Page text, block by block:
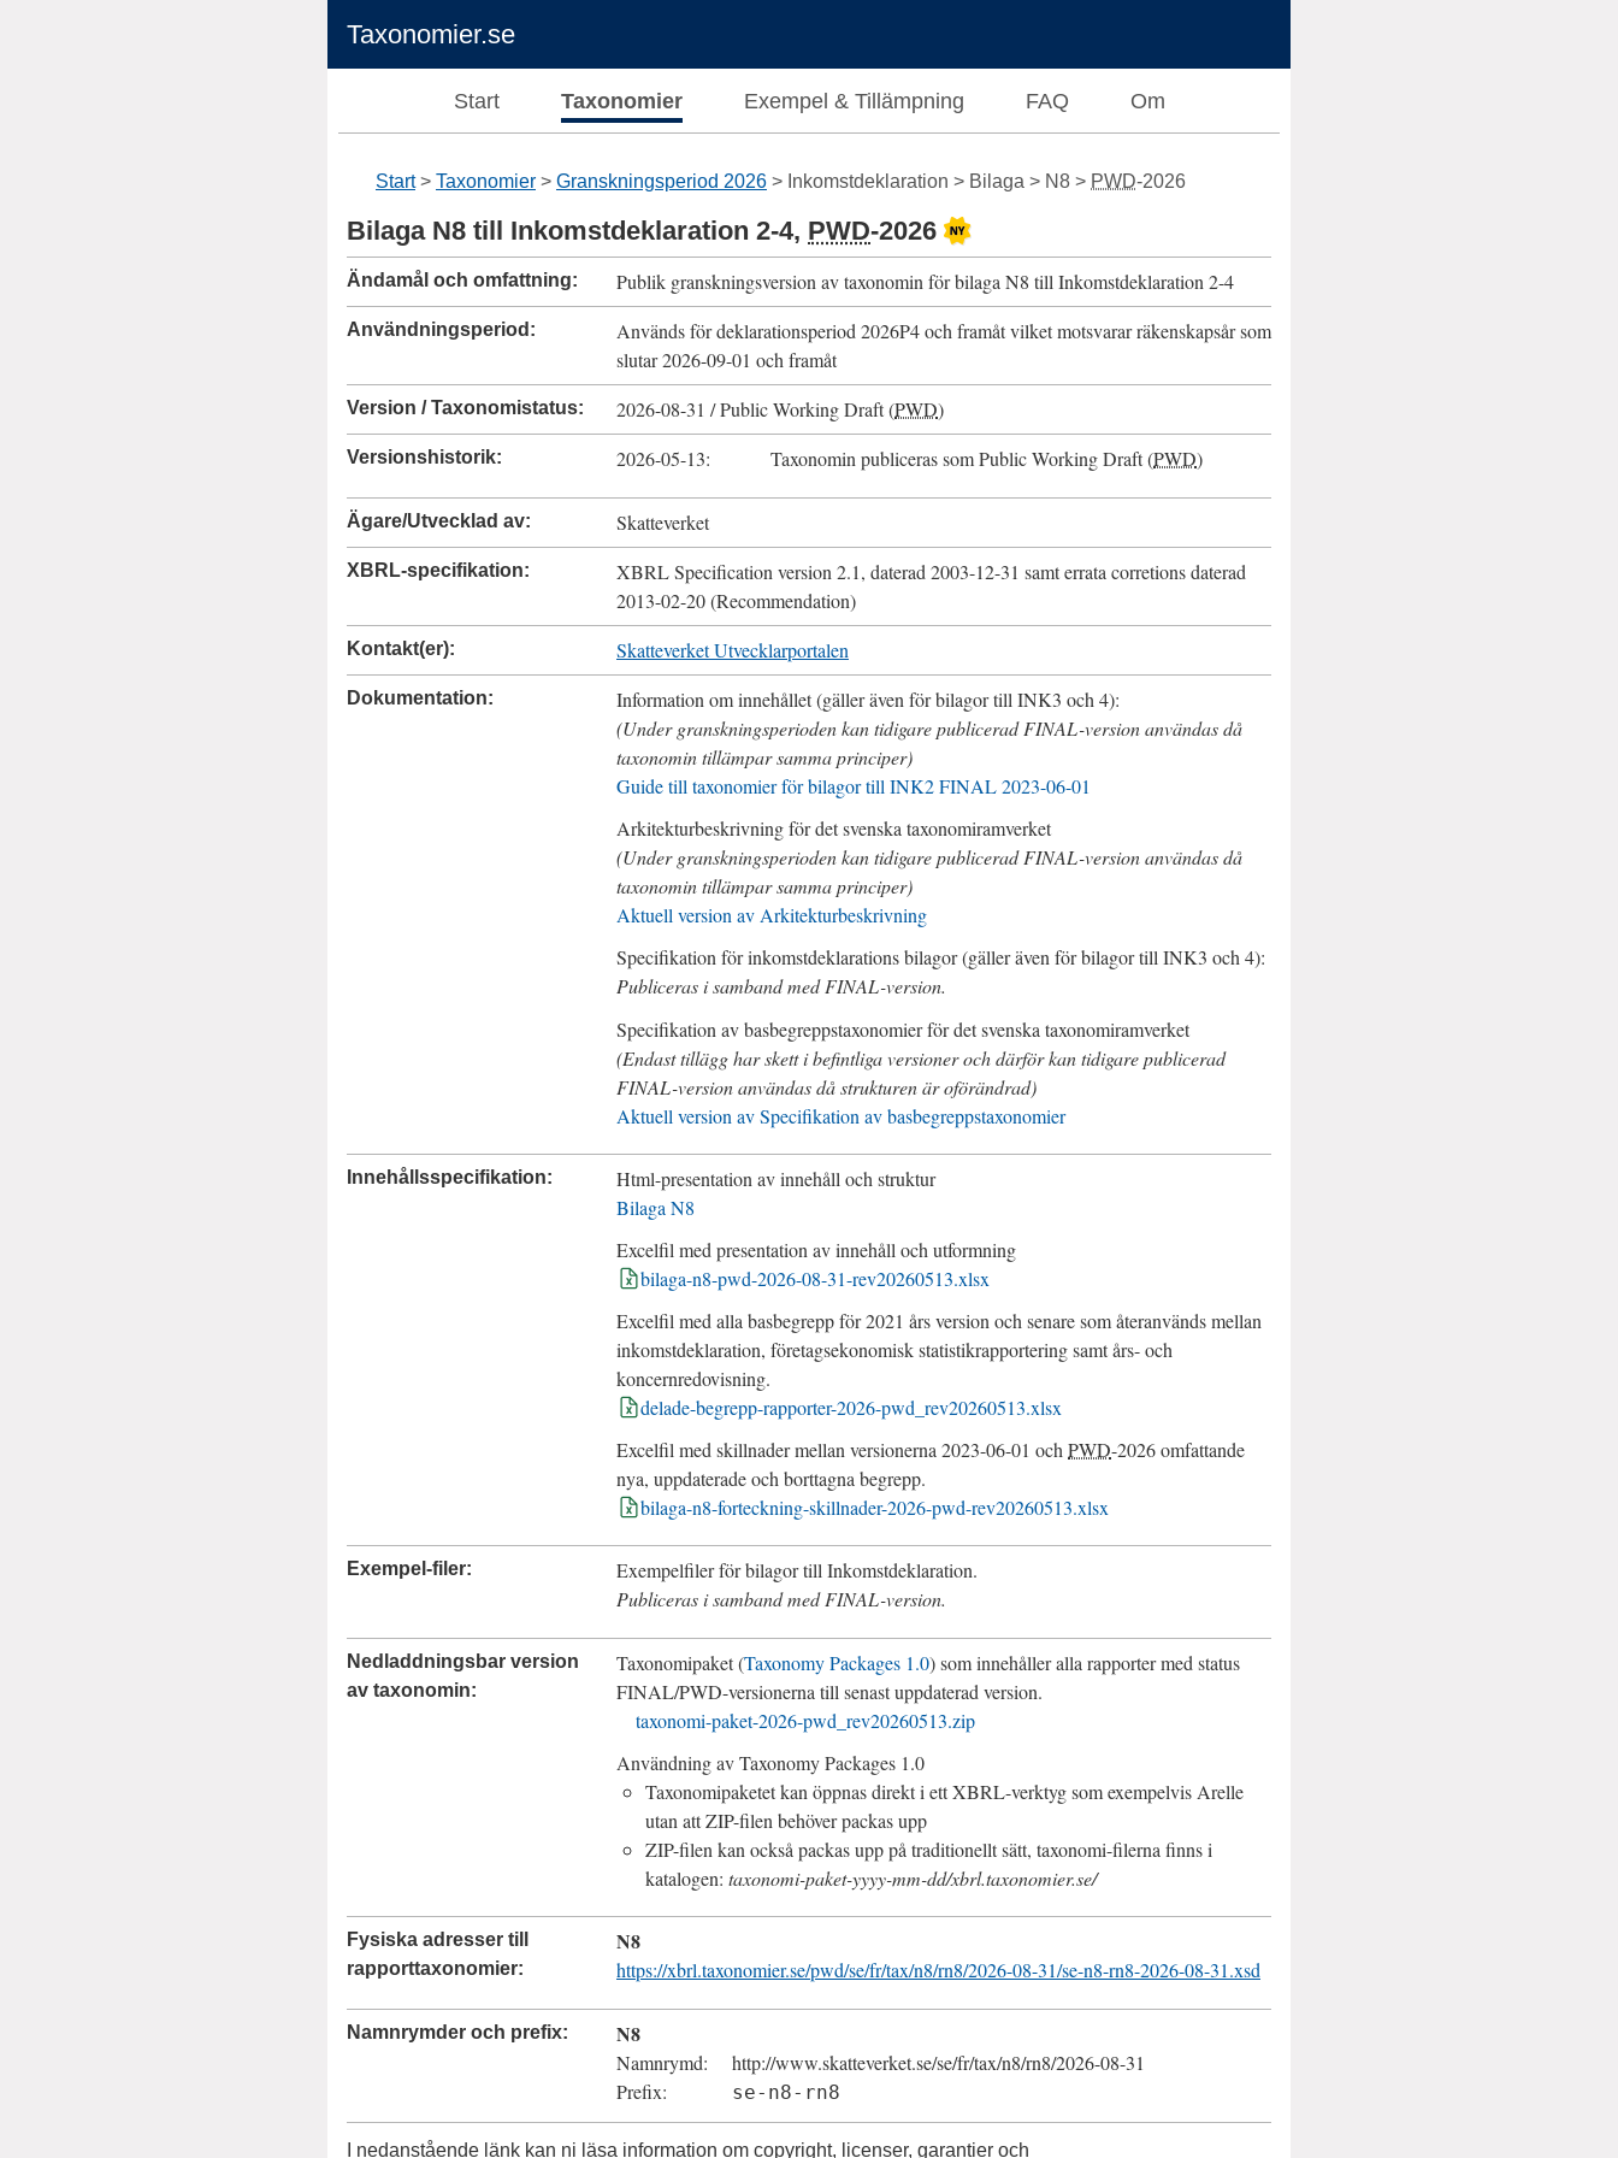
Taxonomier.se
Start Taxonomier Exempel & Tillämpning FAQ Om
Start Taxonomier Granskningsperiod 2026 Inkomstdeklaration Bilaga N8 PWD-2026
Bilaga N8 till Inkomstdeklaration 2-4, PWD-2026
Ändamål och omfattning Publik granskningsversion av taxonomin för bilaga N8 till Inkomstdeklaration 2-4
Användningsperiod Används för deklarationsperiod 2026P4och framåt vilket motsvarar räkenskapsår som
slutar2026-09-01 och framåt
Version / Taxonomistatus 2026-08-31 /Public Working Draft (PWD)
Versionshistorik 2026-05-13 Taxonomin publiceras somPublic Working Draft (PWD)
Ägare/Utvecklad av Skatteverket
XBRL-specifikation XBRLSpecification version 2.1, daterad 2003-12-31 samterrata corretionsdaterad
2013-02-20(Recommendation)
Kontakt(er) Skatteverket Utvecklarportalen
Dokumentation Information om innehållet (gäller även för bilagor till INK3 och 4):
(Under granskningsperioden kan tidigare publiceradFINAL-version användas då
taxonomin tillämpar samma principer)
Guide till taxonomier för bilagor till INK2FINAL2023-06-01
Arkitekturbeskrivning för det svenska taxonomiramverket
(Under granskningsperioden kan tidigare publiceradFINAL-version användas då
taxonomin tillämpar samma principer)
Aktuell version av Arkitekturbeskrivning
Specifikation för inkomstdeklarations bilagor (gäller även för bilagor tillINK3 och 4):
Publiceras i samband medFINAL-version.
Specifikation av basbegreppstaxonomier för det svenska taxonomiramverket
(Endast tillägg har skett i befintliga versioner och därför kan tidigare publicerad
FINAL-version användas då strukturen är oförändrad)
Aktuell version av Specifikation av basbegreppstaxonomier
Innehållsspecifikation
Html-presentation av innehåll och struktur
Bilaga N8
Excelfil med presentation av innehåll och utformning
bilaga-n8-pwd-2026-08-31-rev20260513.xlsx
Excelfil med alla basbegrepp för2021 års version och senare som återanvänds mellan
inkomstdeklaration, företagsekonomisk statistikrapportering samt års- och
koncernredovisning.
delade-begrepp-rapporter-2026-pwd_rev20260513.xlsx
Excelfil med skillnader mellan versionerna2023-06-01 ochPWD-2026omfattande
nya, uppdaterade och borttagna begrepp.
bilaga-n8-forteckning-skillnader-2026-pwd-rev20260513.xlsx
Exempel-filer
Exempelfiler för bilagor till Inkomstdeklaration.
Publiceras i samband medFINAL-version.
Nedladdningsbar version
av taxonomin
Taxonomipaket (Taxonomy Packages 1.0) som innehåller alla rapporter med status
FINAL/PWD-versionerna till senast uppdaterad version.
taxonomi-paket-2026-pwd_rev20260513.zip
Användning avTaxonomy Packages 1.0
Taxonomipaketet kan öppnas direkt i ett XBRL-verktyg som exempelvis Arelle
utan attZIP-filen behöver packas upp
ZIP-filen kan också packas upp på traditionellt sätt, taxonomi-filerna finns i
katalogen: taxonomi-paket-yyyy-mm-dd/xbrl.taxonomier.se/
Fysiska adresser till
rapporttaxonomier
N8
https://xbrl.taxonomier.se/pwd/se/fr/tax/n8/rn8/2026-08-31/se-n8-rn8-2026-08-31.xsd
Namnrymder och prefix N8
Namnrymd
http://www.skatteverket.se/se/fr/tax/n8/rn8/2026-08-31
Prefix
se-n8-rn8
I nedanstående länk kan ni läsa information om copyright, licenser, garantier och